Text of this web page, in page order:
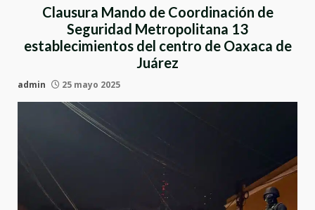
Clausura Mando de Coordinación de
Seguridad Metropolitana 13
establecimientos del centro de Oaxaca de
Juárez
admin 25 mayo 2025